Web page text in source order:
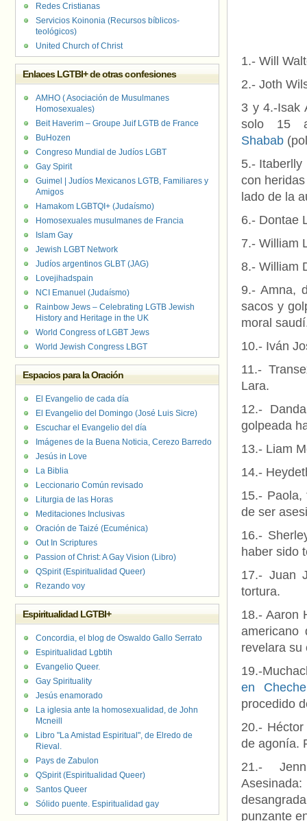
1.- Will
2.- Joth
3 y 4.-Isak
solo 15
Shabab
5.- Itaberlly
con
lado de la
6.- Dontae
7.- William
8.- William
9.- Amna,
sacos y
moral
10.- Iván
11.-
Lara.
12.-
golpeada
13.- Liam
14.-
15.- Paola,
de ser
16.-
haber sido
17.- Juan
tortura.
18.- Aaron
americano
revelara su
19.-
en
procedido
20.-
de agonía.
21.-
punzante
Redes Cristianas
Servicios Koinonia (Recursos bíblicos-
teológicos)
United Church of Christ
Enlaces LGTBI+ de otras confesiones
AMHO ( Asociación de Musulmanes
Homosexuales)
Beit Haverim – Groupe Juif LGTB de France
BuHozen
Congreso Mundial de Judíos LGBT
Gay Spirit
Guimel | Judíos Mexicanos LGTB, Familiares y
Amigos
Hamakom LGBTQI+ (Judaísmo)
Homosexuales musulmanes de Francia
Islam Gay
Jewish LGBT Network
Judíos argentinos GLBT (JAG)
Lovejihadspain
NCI Emanuel (Judaísmo)
Rainbow Jews – Celebrating LGTB Jewish
History and Heritage in the UK
World Congress of LGBT Jews
World Jewish Congress LBGT
Espacios para la Oración
El Evangelio de cada día
El Evangelio del Domingo (José Luis Sicre)
Escuchar el Evangelio del día
Imágenes de la Buena Noticia, Cerezo Barredo
Jesús in Love
La Biblia
Leccionario Común revisado
Liturgia de las Horas
Meditaciones Inclusivas
Oración de Taizé (Ecuménica)
Out In Scriptures
Passion of Christ: A Gay Vision (Libro)
QSpirit (Espiritualidad Queer)
Rezando voy
Espiritualidad LGTBI+
Concordia, el blog de Oswaldo Gallo Serrato
Espiritualidad Lgbtih
Evangelio Queer.
Gay Spirituality
Jesús enamorado
La iglesia ante la homosexualidad, de John
Mcneill
Libro "La Amistad Espiritual", de Elredo de
Rieval.
Pays de Zabulon
QSpirit (Espiritualidad Queer)
Santos Queer
Sólido puente. Espiritualidad gay